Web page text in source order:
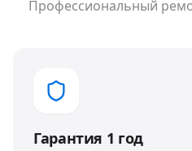
Профессиональный
Гарантия 1 год